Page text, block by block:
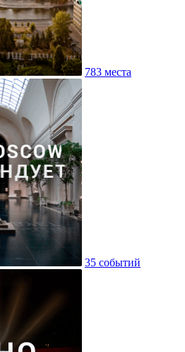
783 места
35 событий